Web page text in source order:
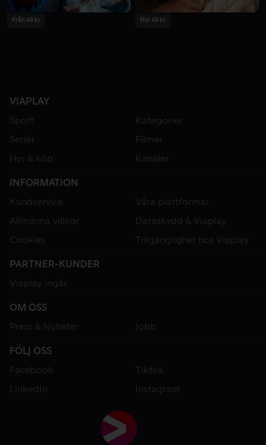
Från 49 kr Hyr 49 kr
VIAPLAY
Sport
Kategorier
Serier
Filmer
Hyr & köp
Kanaler
INFORMATION
Kundservice
Våra plattformar
Allmänna villkor
Dataskydd & Viaplay
Cookies
Tillgänglighet hos Viaplay
PARTNER-KUNDER
Viaplay ingår
OM OSS
Press & Nyheter
Jobb
FÖLJ OSS
Facebook
Tiktok
LinkedIn
Instagram